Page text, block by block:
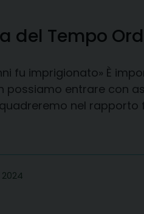
del Tempo
fu imprigionato» È
possiamo entrare con
nel